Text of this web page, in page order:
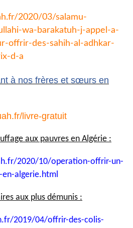
2020/03/salamu-
wa-barakatuh-j-appel-a-
offrir-des-sahih-al-adhkar-
d-a
à nos frères et sœurs en
livre-gratuit
aux pauvres en Algérie :
2020/10/operation-offrir-un-
en-algerie.html
aux plus démunis :
2019/04/offrir-des-colis-